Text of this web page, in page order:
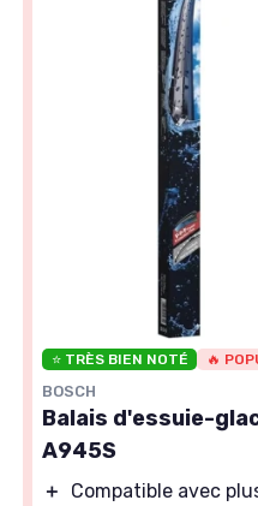
⭐ TRÈS BIEN NOTÉ 🔥
BOSCH
Balais d'essuie-
A945S
＋
Compatible avec